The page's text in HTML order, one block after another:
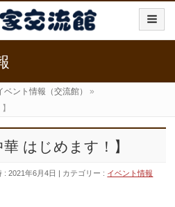
ベント情報（交流館）
»
はじめます！】
: 2021年6月4日 カテゴリー : イベント情報